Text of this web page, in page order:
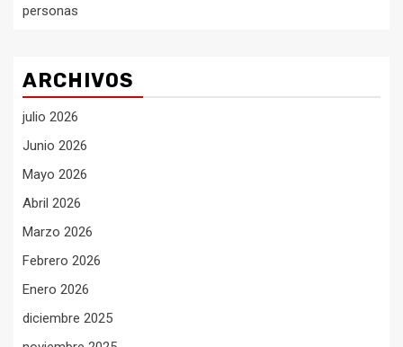
personas
ARCHIVOS
julio 2026
Junio 2026
Mayo 2026
Abril 2026
Marzo 2026
Febrero 2026
Enero 2026
diciembre 2025